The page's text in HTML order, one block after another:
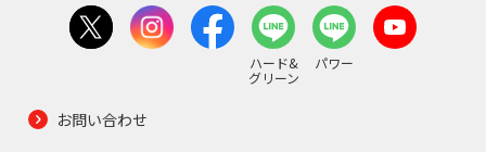
ハード&
グリーン
パワー
お問い合わせ